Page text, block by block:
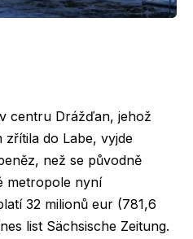
centru Drážďan, jehož
zřítila do Labe, vyjde
než se původně
metropole nyní
32 milionů eur (781,6
list Sächsische Zeitung.